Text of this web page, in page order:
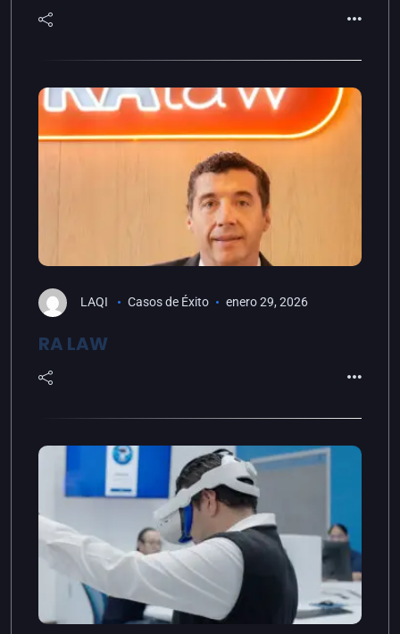
LAQI Casos de Éxito enero 29, 2026
RA LAW